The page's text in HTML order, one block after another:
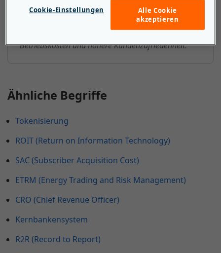
Kernbankensysteme bieten Kunden und
Finanzeinrichtungen zahlreiche Vorteile wie weniger
menschliche Fehler, Betrugsschutz, geringere
Betriebskosten und höhere Kundenzufriedenheit.
Ähnliche Begriffe
Tokenisierung
ROIT (Return on Information Technology)
SAC (Subscriber Acquisition Cost)
ETRM (Energy Trading and Risk Management)
CRO (Chief Revenue Officer)
Kernbankensystem
R2R (Record to Report)
Cookie-Einstellungen
Alle Cookie
akzeptieren